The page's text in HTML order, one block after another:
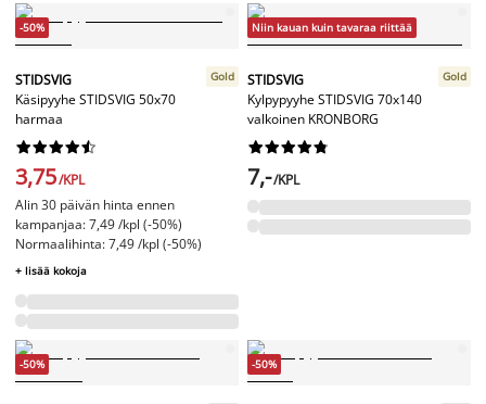
-50%
STIDSVIG
Käsipyyhe STIDSVIG 50x70
harmaa
Gold






3,75/KPL
Alin 30 päivän hinta ennen
kampanjaa: 7,49 /kpl (-50%)
Normaalihinta: 7,49 /kpl (-50%)
+ lisää kokoja
Niin kauan kuin tavaraa riittää
STIDSVIG
Kylpypyyhe STIDSVIG 70x140
valkoinen KRONBORG
Gold






7,-/KPL
-50% -50%